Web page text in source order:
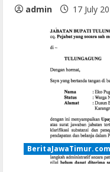
admin 17 July
BeritaJawaTimur.com